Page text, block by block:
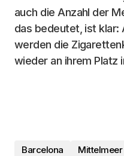
auch die Anzahl der
das bedeutet, ist klar:
werden die
wieder an ihrem Platz
Barcelona Mittelmeer